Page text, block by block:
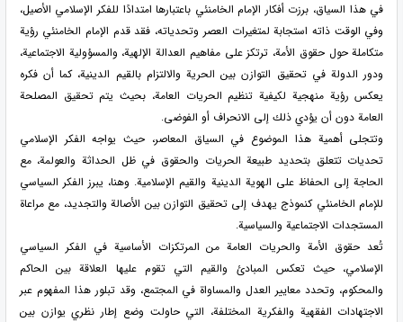
في هذا السياق، برزت أفكار الإمام الخامنئي باعتبارها امتدادًا للفكر الإسلامي الأصيل،
وفي الوقت ذاته استجابة لمتغيرات العصر وتحدياته، فقد قدم الإمام الخامنئي رؤية
متكاملة حول حقوق الأمة، ترتكز على مفاهيم العدالة الإلهية، والمسؤولية الاجتماعية،
ودور الدولة في تحقيق التوازن بين الحرية والالتزام بالقيم الدينية، كما أن فكره
يعكس رؤية منهجية لكيفية تنظيم الحريات العامة، بحيث يتم تحقيق المصلحة
العامة دون أن يؤدي ذلك إلى الانحراف أو الفوضى.
وتتجلى أهمية هذا الموضوع في السياق المعاصر، حيث يواجه الفكر الإسلامي
تحديات تتعلق بتحديد طبيعة الحريات والحقوق في ظل الحداثة والعولمة، مع
الحاجة إلى الحفاظ على الهوية الدينية والقيم الإسلامية. وهنا، يبرز الفكر السياسي
للإمام الخامنئي كنموذج يهدف إلى تحقيق التوازن بين الأصالة والتجديد، مع مراعاة
المستجدات الاجتماعية والسياسية.
تُعد حقوق الأمة والحريات العامة من المرتكزات الأساسية في الفكر السياسي
الإسلامي، حيث تعكس المبادئ والقيم التي تقوم عليها العلاقة بين الحاكم
والمحكوم، وتحدد معايير العدل والمساواة في المجتمع، وقد تبلور هذا المفهوم عبر
الاجتهادات الفقهية والفكرية المختلفة، التي حاولت وضع إطار نظري يوازن بين